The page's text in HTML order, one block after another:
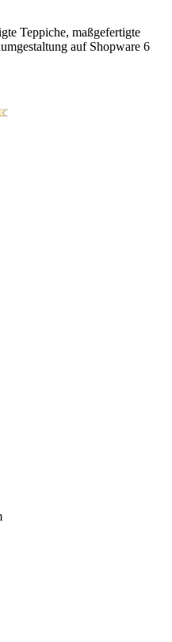
Teppiche, maßgefertigte
auf Shopware 6